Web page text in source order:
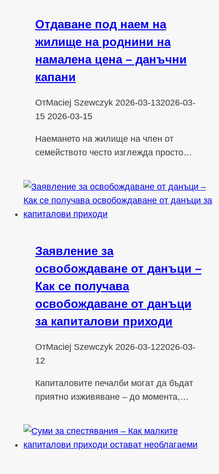
Отдаване под наем на
жилище на роднини на
намалена цена – данъчни
капани
ОтMaciej Szewczyk 2026-03-132026-03-
15 2026-03-15
Наемането на жилище на член от
семейството често изглежда просто…
Заявление за
освобождаване от данъци –
Как се получава
освобождаване от данъци
за капиталови приходи
ОтMaciej Szewczyk 2026-03-122026-03-
12
Капиталовите печалби могат да бъдат
приятно изживяване – до момента,…